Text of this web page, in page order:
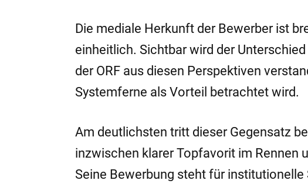
Die mediale Herkunft der Bewerber ist
einheitlich. Sichtbar wird der
der ORF aus diesen Perspektiven
Systemferne als Vorteil betrachtet wird.
Am deutlichsten tritt dieser Gegensatz
inzwischen klarer Topfavorit im Rennen
Seine Bewerbung steht für